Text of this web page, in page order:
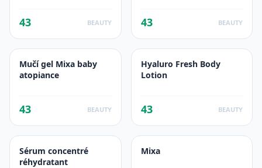
43 BEAUTY 43 BEAUTY
Mučí gel Mixa baby
atopiance
43 BEAUTY
Hyaluro Fresh Body
Lotion
43 BEAUTY
Sérum concentré
réhydratant
Mixa